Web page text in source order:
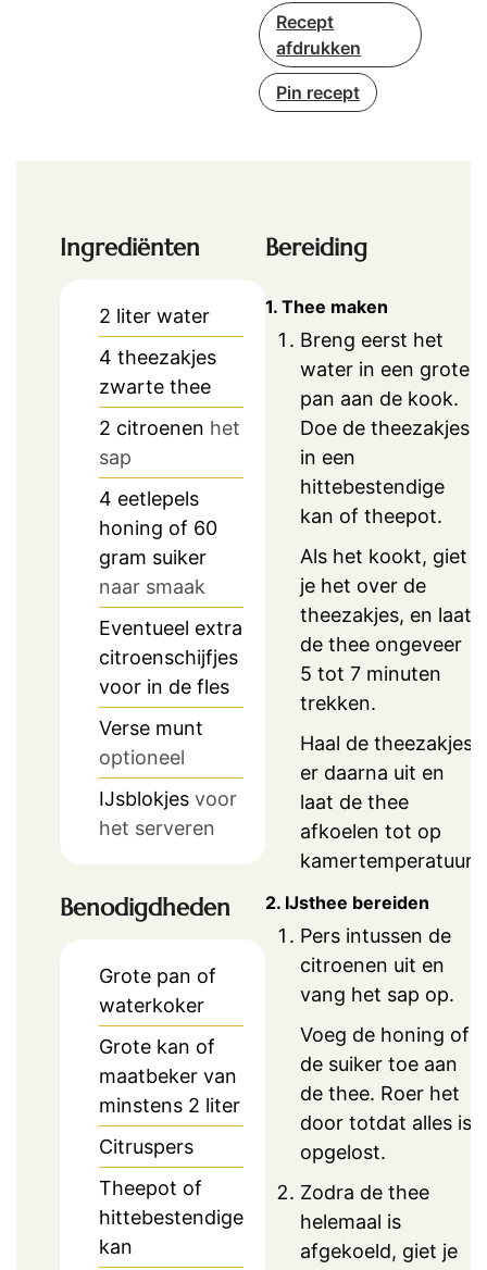
Recept
afdrukken
Pin recept
Ingrediënten
2 liter water
4 theezakjes
zwarte thee
2 citroenen het
sap
4 eetlepels
honing of 60
gram suiker
naar smaak
Eventueel extra
citroenschijfjes
voor in de fles
Verse munt
optioneel
IJsblokjes voor
het serveren
Benodigdheden
Grote pan of
waterkoker
Grote kan of
maatbeker van
minstens 2 liter
Citruspers
Theepot of
hittebestendige
kan
Bereiding
1. Thee maken
Breng eerst het
water in een grote
pan aan de kook.
Doe de theezakjes
in een
hittebestendige
kan of theepot.
Als het kookt, giet
je het over de
theezakjes, en laat
de thee ongeveer
5 tot 7 minuten
trekken.
Haal de theezakjes
er daarna uit en
laat de thee
afkoelen tot op
kamertemperatuur.
2. IJsthee bereiden
Pers intussen de
citroenen uit en
vang het sap op.
Voeg de honing of
de suiker toe aan
de thee. Roer het
door totdat alles is
opgelost.
Zodra de thee
helemaal is
afgekoeld, giet je